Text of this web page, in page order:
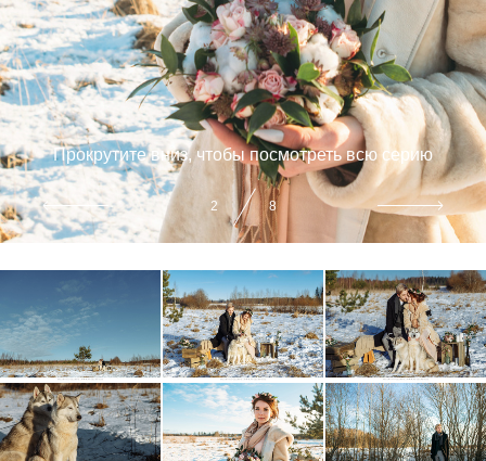
Прокрутите вниз, чтобы посмотреть всю серию
2 8